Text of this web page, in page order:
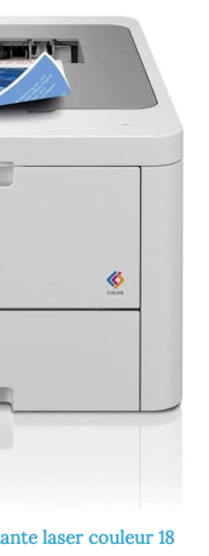
laser couleur 18